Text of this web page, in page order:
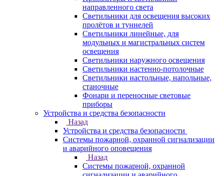
направленного света
Светильники для освещения высоких
пролётов и туннелей
Светильники линейные, для
модульных и магистральных систем
освещения
Светильники наружного освещения
Светильники настенно-потолочные
Светильники настольные, напольные,
станочные
Фонари и переносные световые
приборы
Устройства и средства безопасности
Назад
Устройства и средства безопасности
Системы пожарной, охранной сигнализации
и аварийного оповещения
Назад
Системы пожарной, охранной